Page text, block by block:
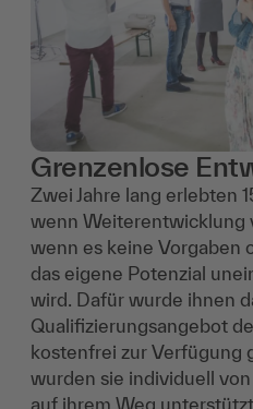
Grenzenlose
Zwei Jahre lang erlebten
wenn Weiterentwicklung
wenn es keine Vorgaben
das eigene Potenzial
wird. Dafür wurde ihnen
Qualifizierungsangebot
kostenfrei zur Verfügung
wurden sie individuell
auf ihrem Weg unterstützt.